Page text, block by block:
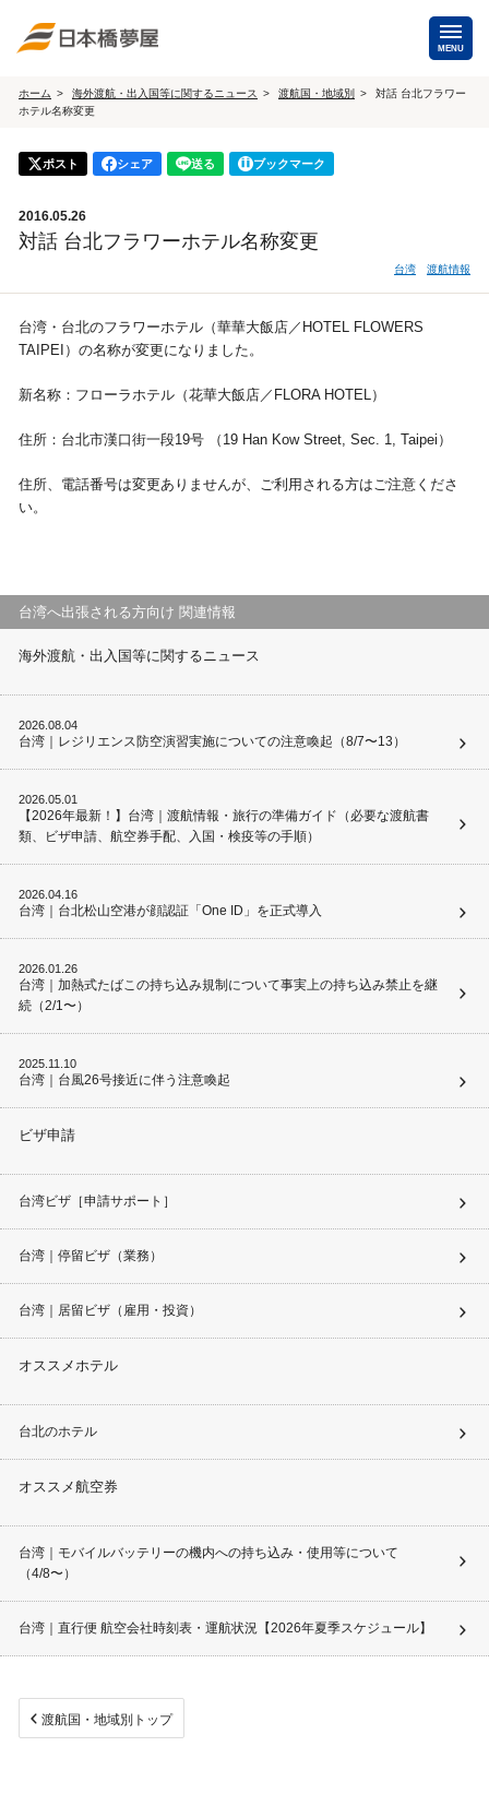
MENU
海外航空券
商用・就労ビザ
ホテル・専用車・
通訳・ガイド
保険・Wi-Fiレンタル
国内手配
選ばれる理由 サービス内容
採用情報
ホーム 海外渡航・出入国等に関するニュース 渡航国・地域別
対話 台北フラワー
ホテル名称変更
ポスト シェア 送る ブックマーク
2016.05.26
対話 台北フラワーホテル名称変更
台湾 渡航情報
台湾・台北のフラワーホテル（華華大飯店／HOTEL FLOWERS
TAIPEI）の名称が変更になりました。
新名称：フローラホテル（花華大飯店／FLORA HOTEL）
住所：台北市漢口街一段19号 （19 Han Kow Street, Sec. 1, Taipei）
住所、電話番号は変更ありませんが、ご利用される方はご注意くださ
い。
台湾へ出張される方向け 関連情報
海外渡航・出入国等に関するニュース
2026.08.04
台湾｜レジリエンス防空演習実施についての注意喚起（8/7〜13）
2026.05.01
【2026年最新！】台湾｜渡航情報・旅行の準備ガイド（必要な渡航書
類、ビザ申請、航空券手配、入国・検疫等の手順）
2026.04.16
台湾｜台北松山空港が顔認証「One ID」を正式導入
2026.01.26
台湾｜加熱式たばこの持ち込み規制について事実上の持ち込み禁止を継
続（2/1〜）
2025.11.10
台湾｜台風26号接近に伴う注意喚起
ビザ申請
台湾ビザ［申請サポート］
台湾｜停留ビザ（業務）
台湾｜居留ビザ（雇用・投資）
オススメホテル
台北のホテル
オススメ航空券
台湾｜モバイルバッテリーの機内への持ち込み・使用等について
（4/8〜）
台湾｜直行便 航空会社時刻表・運航状況【2026年夏季スケジュール】
渡航国・地域別トップ